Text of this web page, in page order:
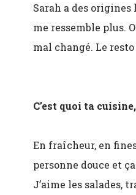
Sarah a des
me ressemble plus.
mal changé. Le
C’est quoi ta
En fraîcheur, en
personne douce et
J’aime les salades,